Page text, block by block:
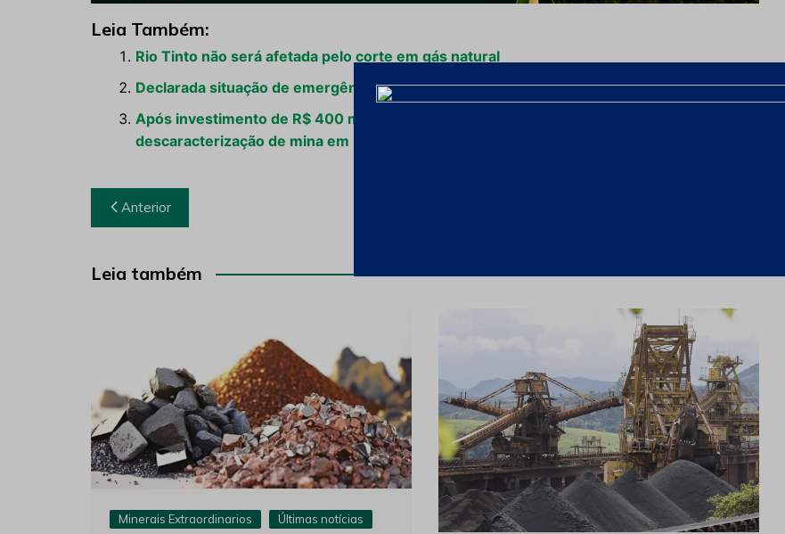
Leia Também:
Rio Tinto não será afetada pelo corte em gás natural
Declarada situação de emergência em Mariana
Após investimento de R$ 400 milhões, Samarco anuncia conclusão das obras de
descaracterização de mina em Mariana
Navegação
de
Post
Anterior
Leia também
Minerais Extraordinarios Últimas notícias